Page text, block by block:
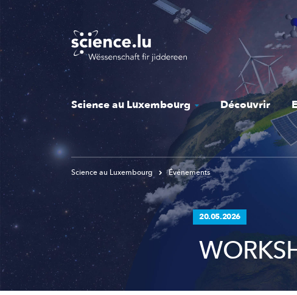
Skip
to
main
content
Science au Luxembourg Découvrir
Science au Luxembourg Événements
20.05.2026